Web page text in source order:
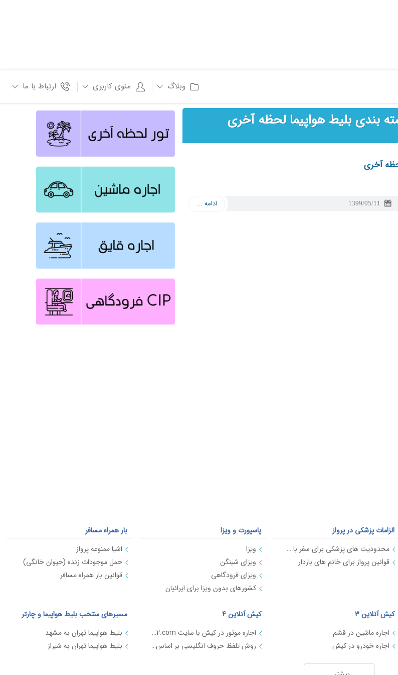
ارتباط با ما منوی کاربری وبلاگ
بندی بلیط هواپیما لحظه آخری
آخری
1399/05/11 ادامه ...
الزامات پزشکی در پرواز
محدودیت های پزشکی برای سفر با هواپیما
قوانین پرواز برای خانم های باردار
پاسپورت و ویزا
ویزا
ویزای شینگن
ویزای فرودگاهی
کشورهای بدون ویزا برای ایرانیان
بار همراه مسافر
اشیا ممنوعه پرواز
حمل موجودات زنده (حیوان خانگی)
قوانین بار همراه مسافر
کیش آنلاین 3
اجاره ماشین در قشم
اجاره خودرو در کیش
کیش آنلاین 4
اجاره موتور در کیش با سایت kish2.com
روش تلفظ حروف انگلیسی بر اساس استاندارد ICAO
مسیرهای منتخب بلیط هواپیما و چارتر
بلیط هواپیما تهران به مشهد
بلیط هواپیما تهران به شیراز